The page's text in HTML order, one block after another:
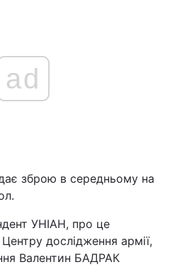
ad
зброю в середньому на
УНІАН, про це
дослідження армії,
Валентин БАДРАК